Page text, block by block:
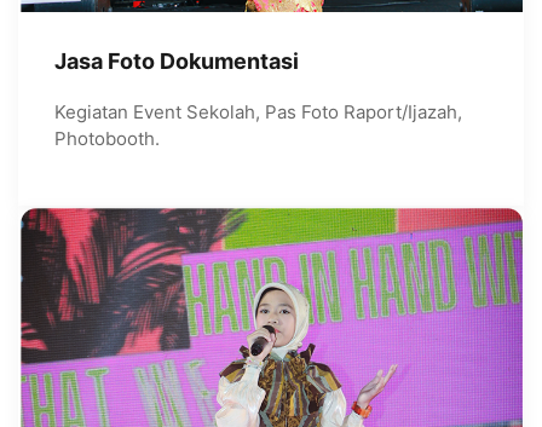
Jasa Foto Dokumentasi
Kegiatan Event Sekolah, Pas Foto Raport/Ijazah,
Photobooth.